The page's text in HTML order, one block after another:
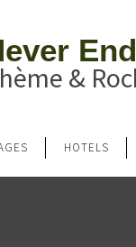
&
HOTELS